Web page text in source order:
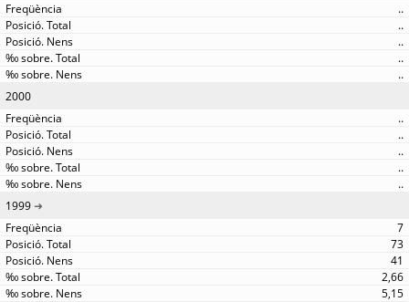
..
..
..
..
..
2000
..
..
..
..
..
1999
7
73
41
2,66
5,15